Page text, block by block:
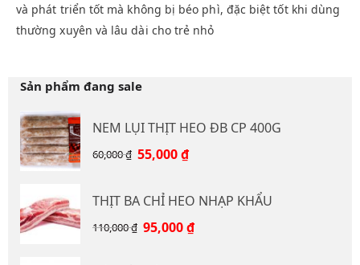
và phát triển tốt mà không bị béo phì, đặc biệt tốt khi dùng
thường xuyên và lâu dài cho trẻ nhỏ
Sản phẩm đang sale
NEM LỤI THỊT HEO ĐB CP 400G
60,000₫ Giá
60,000 ₫.
55,000₫Giá
là:
55,000 ₫.
THỊT BA CHỈ HEO NHẠP KHẨU
110,000₫ Giá
95,000₫Giá